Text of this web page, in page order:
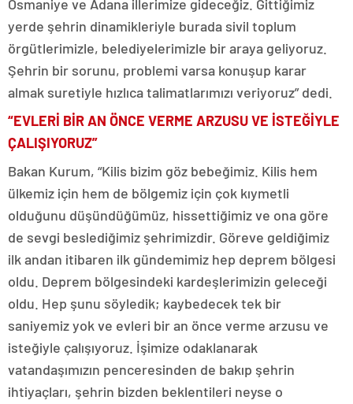
Osmaniye ve Adana illerimize gideceğiz. Gittiğimiz
yerde şehrin dinamikleriyle burada sivil toplum
örgütlerimizle, belediyelerimizle bir araya geliyoruz.
Şehrin bir sorunu, problemi varsa konuşup karar
almak suretiyle hızlıca talimatlarımızı veriyoruz” dedi.
“EVLERİ BİR AN ÖNCE VERME ARZUSU VE İSTEĞİYLE
ÇALIŞIYORUZ”
Bakan Kurum, “Kilis bizim göz bebeğimiz. Kilis hem
ülkemiz için hem de bölgemiz için çok kıymetli
olduğunu düşündüğümüz, hissettiğimiz ve ona göre
de sevgi beslediğimiz şehrimizdir. Göreve geldiğimiz
ilk andan itibaren ilk gündemimiz hep deprem bölgesi
oldu. Deprem bölgesindeki kardeşlerimizin geleceği
oldu. Hep şunu söyledik; kaybedecek tek bir
saniyemiz yok ve evleri bir an önce verme arzusu ve
isteğiyle çalışıyoruz. İşimize odaklanarak
vatandaşımızın penceresinden de bakıp şehrin
ihtiyaçları, şehrin bizden beklentileri neyse o